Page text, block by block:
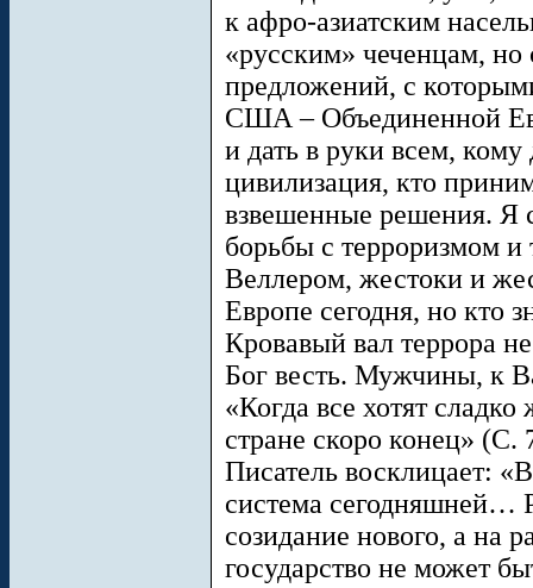
к афро-азиатским
«русским» чеченцам,
предложений, с
США – Объединенной
и дать в руки всем, кому
цивилизация, кто
взвешенные решения. Я
борьбы с терроризмом и
Веллером, жестоки и
Европе сегодня, но кто
Кровавый вал террора
Бог весть. Мужчины, к
«Когда все хотят
стране скоро конец» (С.
Писатель восклицает:
система сегодняшней…
созидание нового, а на
государство не может